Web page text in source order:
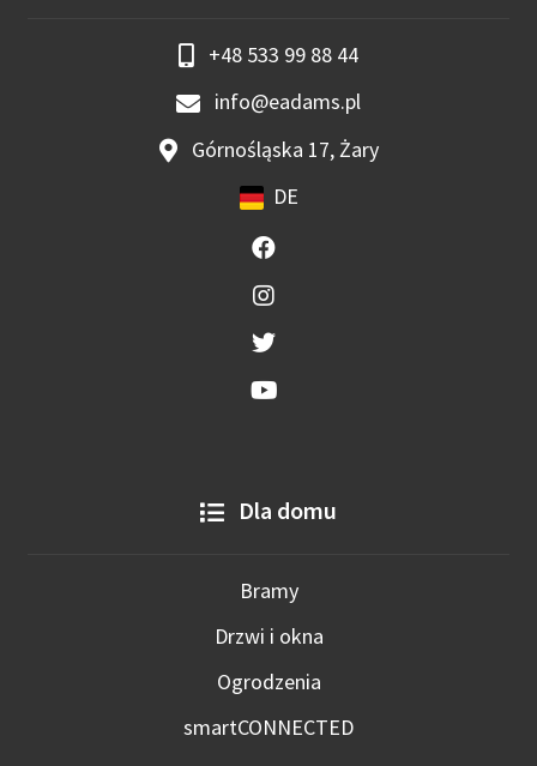
+48 533 99 88 44
info@eadams.pl
Górnośląska 17, Żary
DE
Dla domu
Bramy
Drzwi i okna
Ogrodzenia
smartCONNECTED